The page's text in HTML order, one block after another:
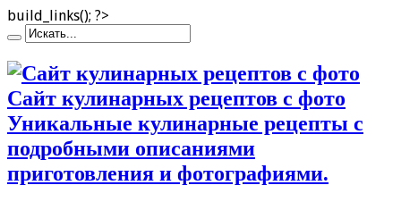
build_links(); ?>
Сайт кулинарных рецептов с фото
Уникальные кулинарные рецепты с
подробными описаниями
приготовления и фотографиями.